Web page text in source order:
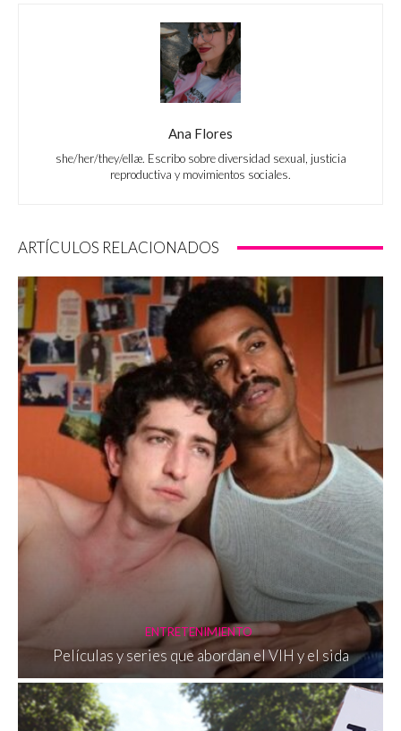
Ana Flores
she/her/they/ellæ. Escribo sobre diversidad sexual, justicia
reproductiva y movimientos sociales.
ARTÍCULOS RELACIONADOS
ENTRETENIMIENTO
Películas y series que abordan el VIH y el sida